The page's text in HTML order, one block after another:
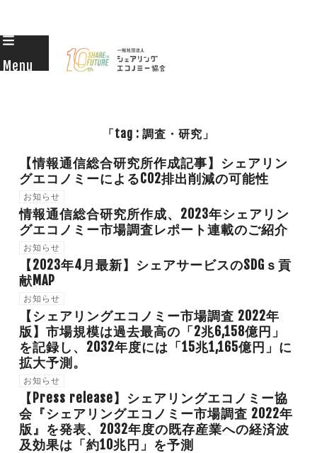
Skip
toMenu
「tag : 調査・研究」
【情報通信総合研究所作成記事】シェアリン
グエコノミーによるCO2排出削減の可能性
お知らせ
情報通信総合研究所作成、2023年シェアリン
グエコノミー市場調査レポート連載のご紹介
お知らせ
【2023年4月最新】シェアサービスのSDGｓ貢
献MAP
お知らせ
【シェアリングエコノミー市場調査 2022年
版】市場規模は過去最高の「2兆6,158億円」
を記録し、2032年度には「15兆1,165億円」に
拡大予測。
お知らせ
【Press release】シェアリングエコノミー協
会『シェアリングエコノミー市場調査 2022年
版』を発表、2032年度の既存産業への経済波
及効果は「約10兆円」を予測